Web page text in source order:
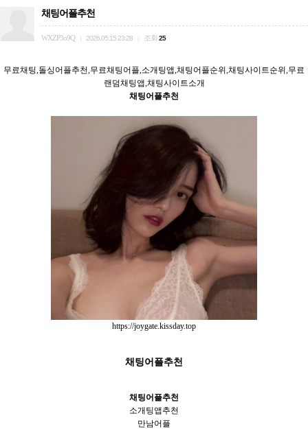
채팅어플추천
WXZP3o9Q 2026.05.15 23:28 조회 25
무료채팅,돌싱어플추천,무료채팅어플,소개팅앱,채팅어플순위,채팅사이트순위,무료
랜덤채팅앱,채팅사이트소개
채팅어플추천
https://joygate.kissday.top
채팅어플추천
채팅어플추천
소개팅앱추천
만남어플